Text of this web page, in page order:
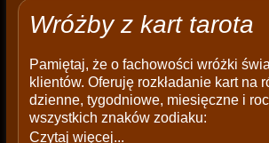
Wróżby z kart tarota
Pamiętaj, że o fachowości wróżki
klientów. Oferuję rozkładanie kart na
dzienne, tygodniowe, miesięczne i
wszystkich znaków zodiaku:
Czytaj więcej...